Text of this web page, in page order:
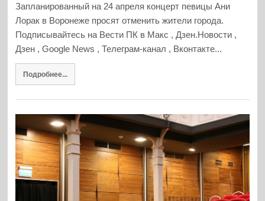
Запланированный на 24 апреля концерт певицы Ани
Лорак в Воронеже просят отменить жители города.
Подписывайтесь на Вести ПК в Макс , Дзен.Новости ,
Дзен , Google News , Телеграм-канал , Вконтакте...
Подробнее...